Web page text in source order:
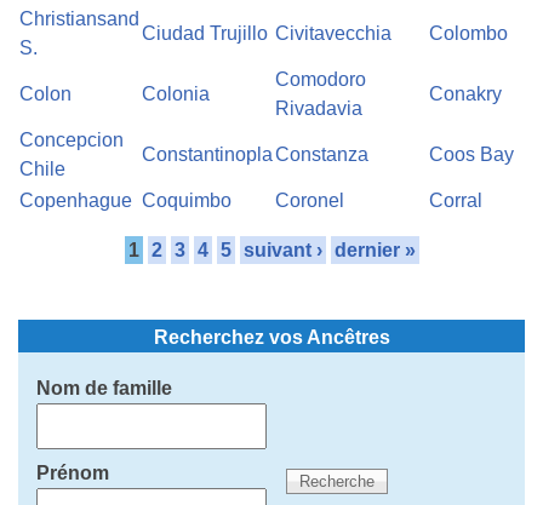
Christiansand
S.
Ciudad Trujillo Civitavecchia Colombo
Colon Colonia
Comodoro
Rivadavia
Conakry
Concepcion
Chile
ConstantinoplaConstanza Coos Bay
Copenhague Coquimbo Coronel Corral
1 2 3 4 5 suivant › dernier »
Recherchez vos Ancêtres
Nom de famille
Prénom